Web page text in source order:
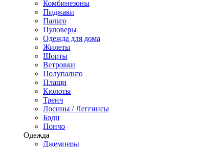
Комбинезоны
Пиджаки
Пальто
Пуловеры
Одежда для дома
Жилеты
Шорты
Ветровки
Полупальто
Плащи
Кюлоты
Тренч
Лосины / Леггинсы
Боди
Пончо
Одежда
Джемперы